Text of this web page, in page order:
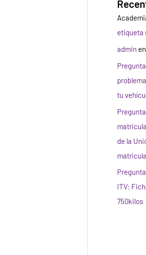
etiqueta
admin en
tu
de la
ITV:
750kilos